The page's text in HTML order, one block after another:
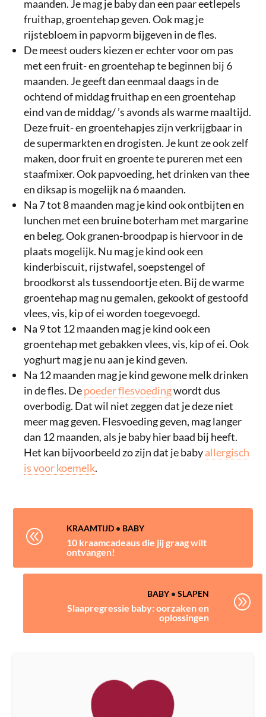
maanden. Je mag je baby dan een paar eetlepels
fruithap, groentehap geven. Ook mag je
rijstebloem in papvorm bijgeven in de fles.
De meest ouders kiezen er echter voor om pas
met een fruit- en groentehap te beginnen bij 6
maanden. Je geeft dan eenmaal daags in de
ochtend of middag fruithap en een groentehap
eind van de middag/ ’s avonds als warme maaltijd.
Deze fruit- en groentehapjes zijn verkrijgbaar in
de supermarkten en drogisten. Je kunt ze ook zelf
maken, door fruit en groente te pureren met een
staafmixer. Ook papvoeding, het drinken van thee
en diksap is mogelijk na 6 maanden.
Na 7 tot 8 maanden mag je kind ook ontbijten en
lunchen met een bruine boterham met margarine
en beleg. Ook granen-broodpap is hiervoor in de
plaats mogelijk. Nu mag je kind ook een
kinderbiscuit, rijstwafel, soepstengel of
broodkorst als tussendoortje eten. Bij de warme
groentehap mag nu gemalen, gekookt of gestoofd
vlees, vis, kip of ei worden toegevoegd.
Na 9 tot 12 maanden mag je kind ook een
groentehap met gebakken vlees, vis, kip of ei. Ook
yoghurt mag je nu aan je kind geven.
Na 12 maanden mag je kind gewone melk drinken
in de fles. Depoeder flesvoedingwordt dus
overbodig. Dat wil niet zeggen dat je deze niet
meer mag geven. Flesvoeding geven, mag langer
dan 12 maanden, als je baby hier baad bij heeft.
Het kan bijvoorbeeld zo zijn dat je babyallergisch
is voor koemelk.
@ KRAAMTIJD • BABY
10 kraamcadeaus die jij graag wilt
ontvangen!
BABY• SLAPEN
Slaapregressie baby: oorzaken en
oplossingen
A